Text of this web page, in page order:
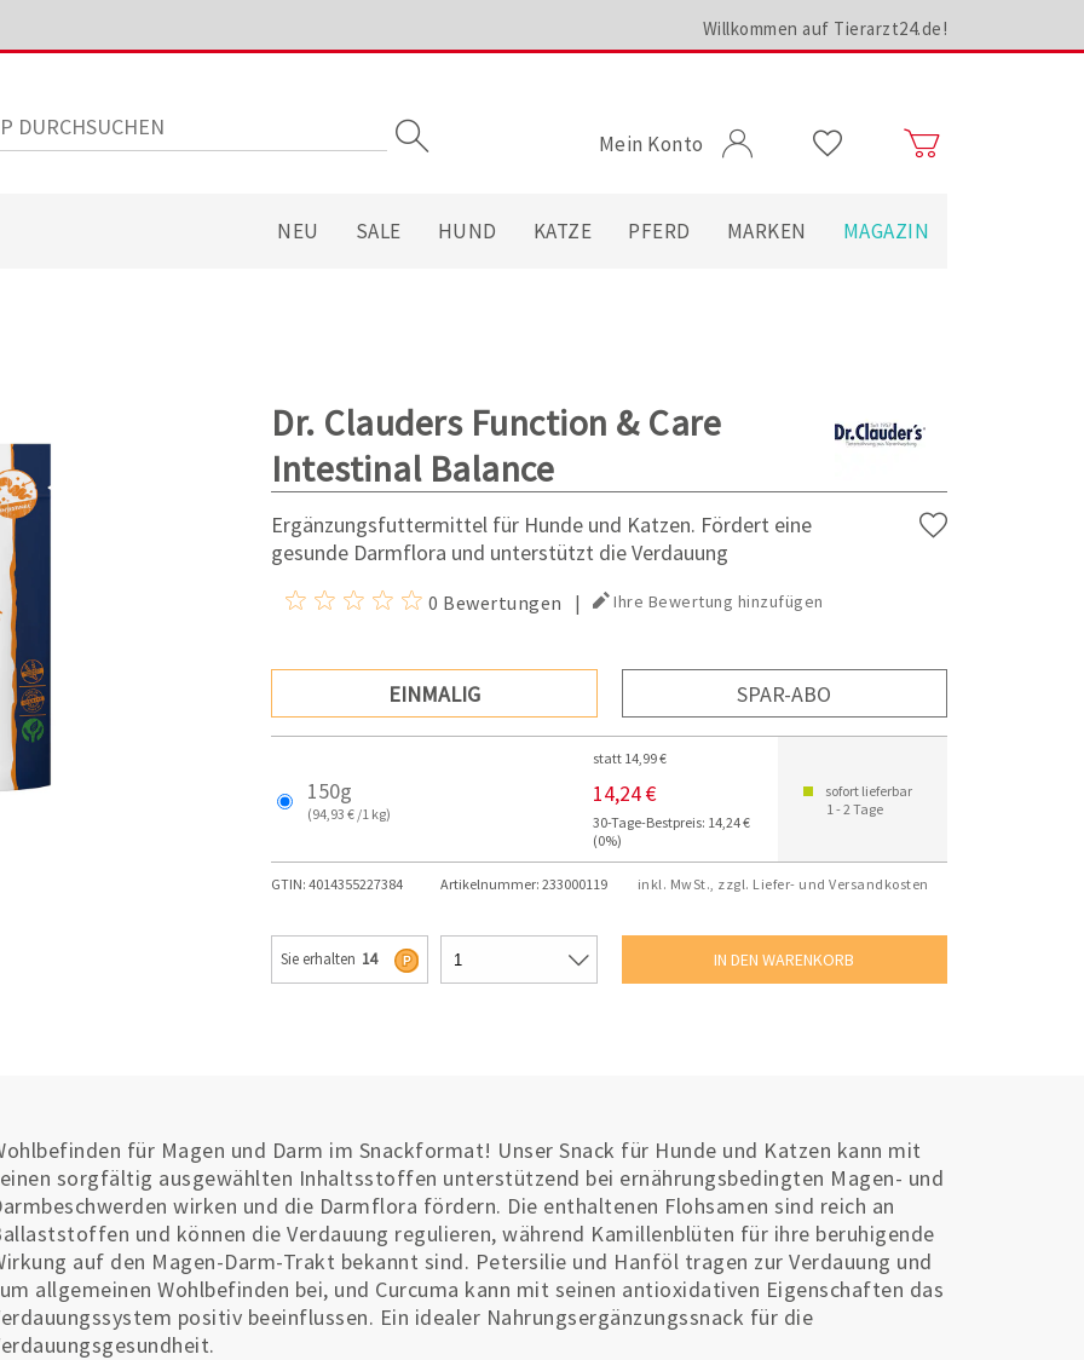
Willkommen auf Tierarzt24.de!
Mein Konto
NEU SALE HUND KATZE PFERD MARKEN MAGAZIN
Dr. Clauders Function & Care
Intestinal Balance
Ergänzungsfuttermittel für Hunde und Katzen. Fördert eine
gesunde Darmflora und unterstützt die Verdauung
0 Bewertungen | Ihre Bewertung hinzufügen
EINMALIG SPAR-ABO
150g
(94,93 € /1 kg)
statt 14,99 €
14,24 €
30-Tage-Bestpreis: 14,24 €
(0%)
sofort lieferbar
1 - 2 Tage
GTIN: 4014355227384 Artikelnummer: 233000119 inkl. MwSt., zzgl. Liefer- und Versandkosten
Sie erhalten 14
für Magen und Darm im Snackformat! Unser Snack für Hunde und Katzen kann mit
sorgfältig ausgewählten Inhaltsstoffen unterstützend bei ernährungsbedingten Magen- und
wirken und die Darmflora fördern. Die enthaltenen Flohsamen sind reich an
und können die Verdauung regulieren, während Kamillenblüten für ihre beruhigende
auf den Magen-Darm-Trakt bekannt sind. Petersilie und Hanföl tragen zur Verdauung und
allgemeinen Wohlbefinden bei, und Curcuma kann mit seinen antioxidativen Eigenschaften das
positiv beeinflussen. Ein idealer Nahrungsergänzungssnack für die